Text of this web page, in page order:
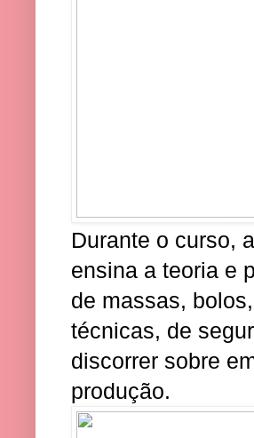
Durante o curso,
ensina a teoria e
de massas,
técnicas, de
discorrer sobre
produção.